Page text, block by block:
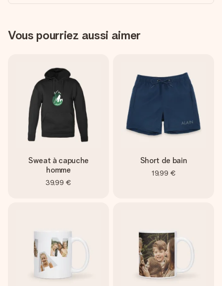
Vous pourriez aussi aimer
Sweat à capuche
homme
39,99 €
Short de bain
19,99 €